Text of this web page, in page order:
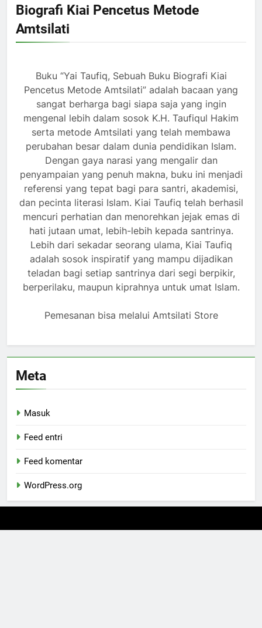
Biografi Kiai Pencetus Metode
Amtsilati
Buku “Yai Taufiq, Sebuah Buku Biografi Kiai
Pencetus Metode Amtsilati” adalah bacaan yang
sangat berharga bagi siapa saja yang ingin
mengenal lebih dalam sosok K.H. Taufiqul Hakim
serta metode Amtsilati yang telah membawa
perubahan besar dalam dunia pendidikan Islam.
Dengan gaya narasi yang mengalir dan
penyampaian yang penuh makna, buku ini menjadi
referensi yang tepat bagi para santri, akademisi,
dan pecinta literasi Islam. Kiai Taufiq telah berhasil
mencuri perhatian dan menorehkan jejak emas di
hati jutaan umat, lebih-lebih kepada santrinya.
Lebih dari sekadar seorang ulama, Kiai Taufiq
adalah sosok inspiratif yang mampu dijadikan
teladan bagi setiap santrinya dari segi berpikir,
berperilaku, maupun kiprahnya untuk umat Islam.
Pemesanan bisa melalui Amtsilati Store
Meta
Masuk
Feed entri
Feed komentar
WordPress.org